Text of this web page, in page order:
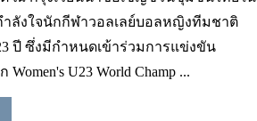
ำลังใจนักกีฬาวอลเลย์บอลหญิงทีมชาติ
ปี ซึ่งมีกำหนดเข้าร่วมการแข่งขัน
U23 World Champ ...